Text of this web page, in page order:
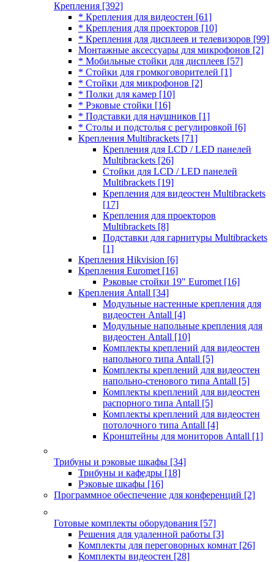
Крепления [392]
* Крепления для видеостен [61]
* Крепления для проекторов [10]
* Крепления для дисплеев и телевизоров [99]
Монтажные аксессуары для микрофонов [2]
* Мобильные стойки для дисплеев [57]
* Стойки для громкоговорителей [1]
* Стойки для микрофонов [2]
* Полки для камер [10]
* Рэковые стойки [16]
* Подставки для наушников [1]
* Столы и подстолья с регулировкой [6]
Крепления Multibrackets [71]
Крепления для LCD / LED панелей
Multibrackets [26]
Стойки для LCD / LED панелей
Multibrackets [19]
Крепления для видеостен Multibrackets
[17]
Крепления для проекторов
Multibrackets [8]
Подставки для гарнитуры Multibrackets
[1]
Крепления Hikvision [6]
Крепления Euromet [16]
Рэковые стойки 19" Euromet [16]
Крепления Antall [34]
Модульные настенные крепления для
видеостен Antall [4]
Модульные напольные крепления для
видеостен Antall [10]
Комплекты креплений для видеостен
напольного типа Antall [5]
Комплекты креплений для видеостен
напольно-стенового типа Antall [5]
Комплекты креплений для видеостен
распорного типа Antall [5]
Комплекты креплений для видеостен
потолочного типа Antall [4]
Кронштейны для мониторов Antall [1]
Трибуны и рэковые шкафы [34]
Трибуны и кафедры [18]
Рэковые шкафы [16]
Программное обеспечение для конференций [2]
Готовые комплекты оборудования [57]
Решения для удаленной работы [3]
Комплекты для переговорных комнат [26]
Комплекты видеостен [28]